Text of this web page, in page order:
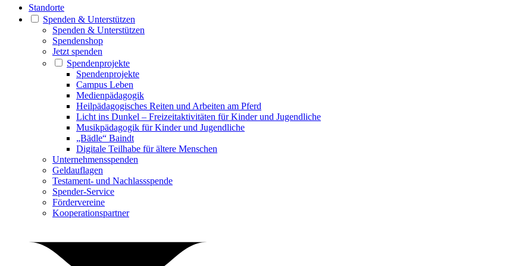
Standorte
Spenden & Unterstützen
Spenden & Unterstützen
Spendenshop
Jetzt spenden
Spendenprojekte
Spendenprojekte
Campus Leben
Medienpädagogik
Heilpädagogisches Reiten und Arbeiten am Pferd
Licht ins Dunkel – Freizeitaktivitäten für Kinder und Jugendliche
Musikpädagogik für Kinder und Jugendliche
„Bädle“ Baindt
Digitale Teilhabe für ältere Menschen
Unternehmensspenden
Geldauflagen
Testament- und Nachlassspende
Spender-Service
Fördervereine
Kooperationspartner